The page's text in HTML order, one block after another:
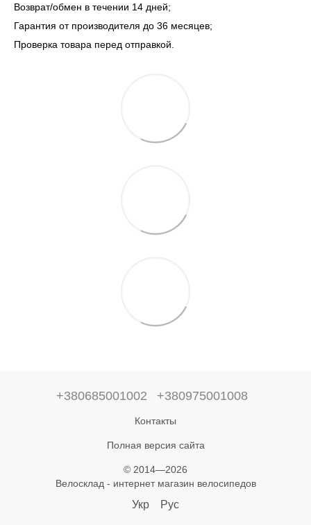
Возврат/обмен в течении 14 дней;
Гарантия от производителя до 36 месяцев;
Проверка товара перед отправкой.
+380685001002 +380975001008
Контакты
Полная версия сайта
© 2014—2026
Велосклад - интернет магазин велосипедов
Укр Рус